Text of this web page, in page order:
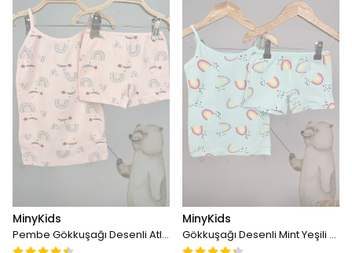
MinyKids
Pembe Gökkuşağı Desenli Atlet Boxer Takım
MinyKids
Gökkuşağı Desenli Mint Yeşili Atlet Boxer Takım